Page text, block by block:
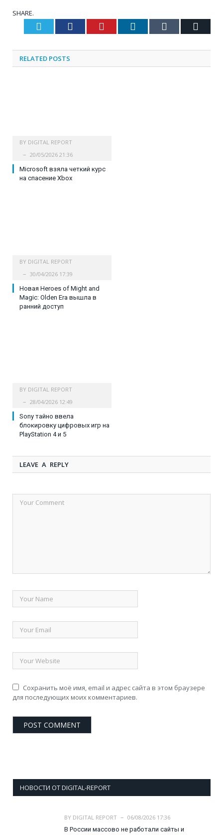
SHARE.
Twitter Facebook Pinterest LinkedIn Tumblr
RELATED POSTS
BY DIGITAL REPORT
20/05/2026 21:36
Microsoft взяла четкий курс
на спасение Xbox
BY DIGITAL REPORT
30/04/2026 17:39
Новая Heroes of Might and
Magic: Olden Era вышла в
ранний доступ
BY DIGITAL REPORT
28/04/2026 12:49
Sony тайно ввела
блокировку цифровых игр на
PlayStation 4 и 5
LEAVE A REPLY
Сохранить моё имя, email и адрес сайта в этом браузере
для последующих моих комментариев.
НОВОСТИ ОТ DIGITAL-REPORT
BY DIGITAL REPORT
06/08/2026 17:36
В России массово не работали сайты и